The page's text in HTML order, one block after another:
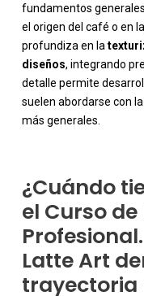
fundamentos
el origen del café o en
profundiza en la
diseños, integrando
detalle permite
suelen abordarse con
más generales.
-
¿Cuándo
el Curso
Latte Art
trayectoria